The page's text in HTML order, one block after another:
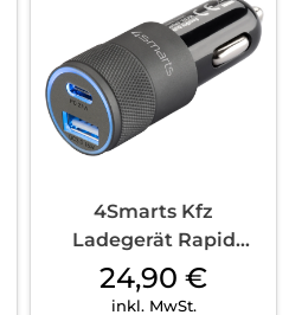
4Smarts Kfz
Ladegerät Rapid
Schwarz
24,90 €
inkl. MwSt.